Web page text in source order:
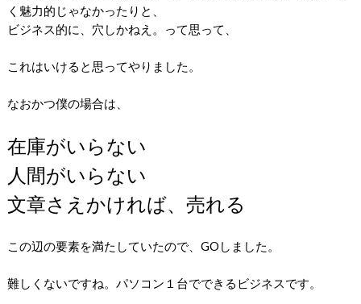
く魅力的じゃなかったりと、
ビジネス的に、穴しかねえ。って思って、
これはいけると思ってやりました。
なおかつ僕の場合は、
在庫がいらない
人間がいらない
文章さえかければ、売れる
この辺の要素を満たしていたので、GOしました。
難しくないですね。パソコン１台でできるビジネスです。